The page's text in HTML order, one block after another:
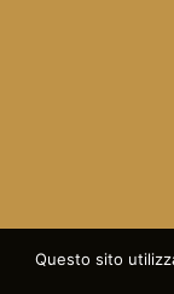
Questo sito